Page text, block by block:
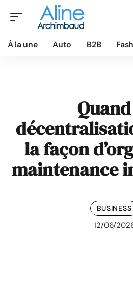
À la une Auto B2B
la façon
maintenance
BUSINESS
12/06/